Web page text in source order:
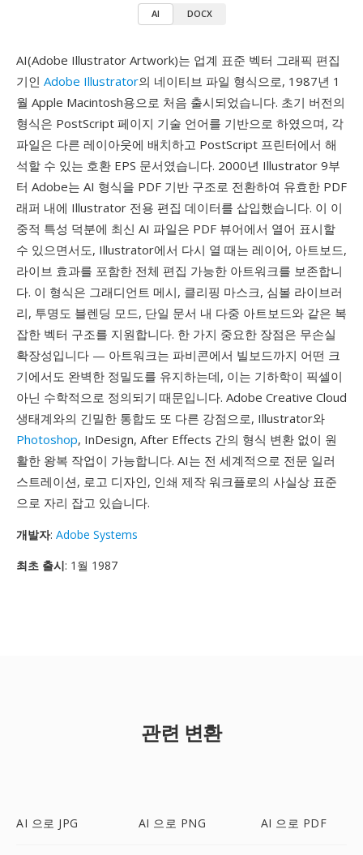
AI DOCX
AI(Adobe Illustrator Artwork)는 업계 표준 벡터 그래픽 편집
기인 Adobe Illustrator의 네이티브 파일 형식으로, 1987년 1
월 Apple Macintosh용으로 처음 출시되었습니다. 초기 버전의
형식은 PostScript 페이지 기술 언어를 기반으로 하였으며, 각
파일은 다른 레이아웃에 배치하고 PostScript 프린터에서 해
석할 수 있는 호환 EPS 문서였습니다. 2000년 Illustrator 9부
터 Adobe는 AI 형식을 PDF 기반 구조로 전환하여 유효한 PDF
래퍼 내에 Illustrator 전용 편집 데이터를 삽입했습니다. 이 이
중적 특성 덕분에 최신 AI 파일은 PDF 뷰어에서 열어 표시할
수 있으면서도, Illustrator에서 다시 열 때는 레이어, 아트보드,
라이브 효과를 포함한 전체 편집 가능한 아트워크를 보존합니
다. 이 형식은 그래디언트 메시, 클리핑 마스크, 심볼 라이브러
리, 투명도 블렌딩 모드, 단일 문서 내 다중 아트보드와 같은 복
잡한 벡터 구조를 지원합니다. 한 가지 중요한 장점은 무손실
확장성입니다 — 아트워크는 파비콘에서 빌보드까지 어떤 크
기에서도 완벽한 정밀도를 유지하는데, 이는 기하학이 픽셀이
아닌 수학적으로 정의되기 때문입니다. Adobe Creative Cloud
생태계와의 긴밀한 통합도 또 다른 강점으로, Illustrator와
Photoshop, InDesign, After Effects 간의 형식 변환 없이 원
활한 왕복 작업이 가능합니다. AI는 전 세계적으로 전문 일러
스트레이션, 로고 디자인, 인쇄 제작 워크플로의 사실상 표준
으로 자리 잡고 있습니다.
개발자: Adobe Systems
최초 출시: 1월 1987
관련 변환
AI 으로 JPG AI 으로 PNG AI 으로 PDF